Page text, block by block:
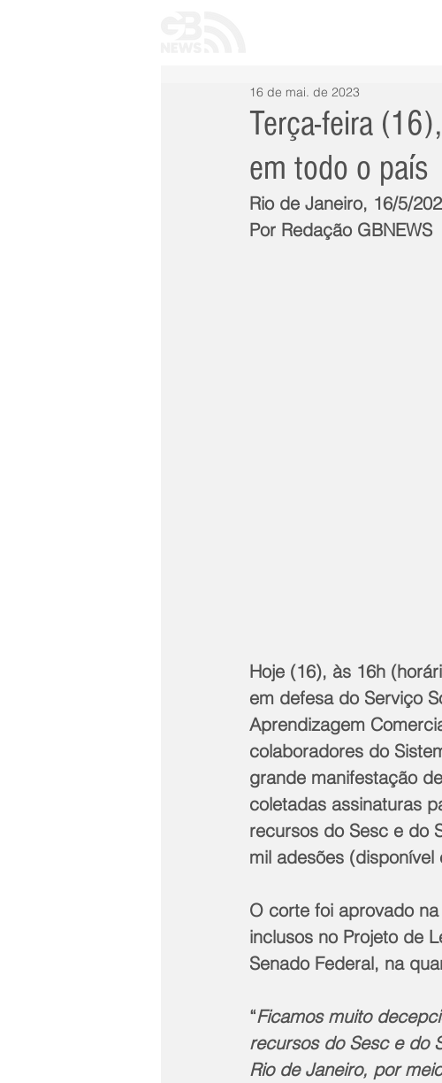
Terça-feira
em todo o país
16 de mai. de 2023
Rio de Janeiro, 16/5/
Por Redação GBNEWS
Hoje (16), às 16h
em defesa do Serviço
Aprendizagem
colaboradores do
grande manifestação
coletadas assinaturas
recursos do Sesc e do
mil adesões (disponível
O corte foi aprovado
inclusos no Projeto de
Senado Federal, na
“Ficamos muito
recursos do Sesc e do
Rio de Janeiro, por